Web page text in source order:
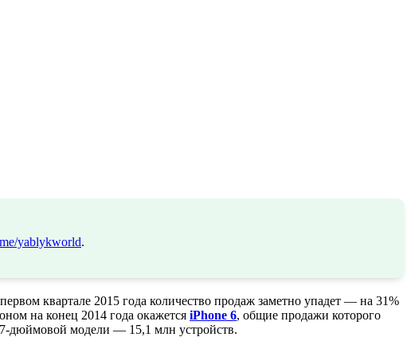
yablykworld.
квартале 2015 года количество продаж заметно упадет — на 31%
на конец 2014 года окажется iPhone 6, общие продажи которого
дюймовой модели — 15,1 млн устройств.